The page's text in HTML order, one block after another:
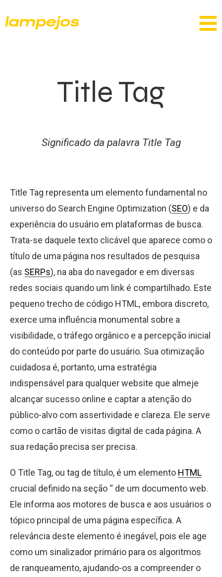
Title Tag
Significado da palavra Title Tag
Title Tag representa um elemento fundamental no
universo do Search Engine Optimization (SEO) e da
experiência do usuário em plataformas de busca.
Trata-se daquele texto clicável que aparece como o
título de uma página nos resultados de pesquisa
(as SERPs), na aba do navegador e em diversas
redes sociais quando um link é compartilhado. Este
pequeno trecho de código HTML, embora discreto,
exerce uma influência monumental sobre a
visibilidade, o tráfego orgânico e a percepção inicial
do conteúdo por parte do usuário. Sua otimização
cuidadosa é, portanto, uma estratégia
indispensável para qualquer website que almeje
alcançar sucesso online e captar a atenção do
público-alvo com assertividade e clareza. Ele serve
como o cartão de visitas digital de cada página. A
sua redação precisa ser precisa.
O Title Tag, ou tag de título, é um elemento HTML
crucial definido na seção “ de um documento web.
Ele informa aos motores de busca e aos usuários o
tópico principal de uma página específica. A
relevância deste elemento é inegável, pois ele age
como um sinalizador primário para os algoritmos
de ranqueamento, ajudando-os a compreender o